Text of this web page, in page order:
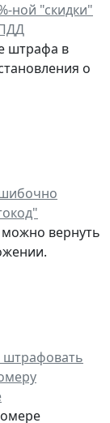
ной "скидки"
штрафа в
о
вернуть
штрафовать